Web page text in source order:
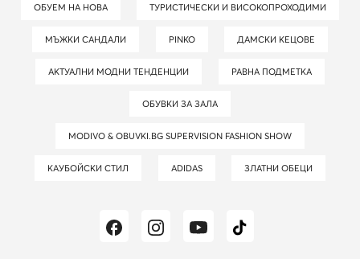
ОБУЕМ НА НОВА ТУРИСТИЧЕСКИ И ВИСОКОПРОХОДИМИ
МЪЖКИ САНДАЛИ PINKO ДАМСКИ КЕЦОВЕ
АКТУАЛНИ МОДНИ ТЕНДЕНЦИИ РАВНА ПОДМЕТКА
ОБУВКИ ЗА ЗАЛА
MODIVO & OBUVKI.BG SUPERVISION FASHION SHOW
КАУБОЙСКИ СТИЛ ADIDAS ЗЛАТНИ ОБЕЦИ